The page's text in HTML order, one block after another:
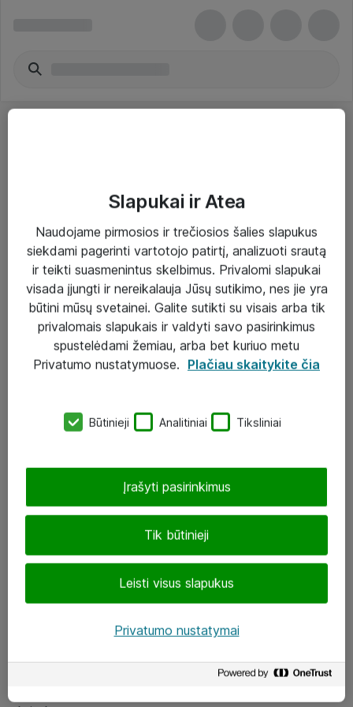
Paslaugos
Sprendimai
Įgyvendinti projektai
Atea ekspertų patarimai verslui
eShop@atea.lt
LinkedIn
Slapukai ir Atea
Naudojame pirmosios ir trečiosios šalies slapukus
siekdami pagerinti vartotojo patirtį, analizuoti srautą
ir teikti suasmenintus skelbimus. Privalomi slapukai
visada įjungti ir nereikalauja Jūsų sutikimo, nes jie yra
būtini mūsų svetainei. Galite sutikti su visais arba tik
privalomais slapukais ir valdyti savo pasirinkimus
spustelėdami žemiau, arba bet kuriuo metu
Privatumo nustatymuose. Plačiau skaitykite čia
Būtinieji Analitiniai Tiksliniai
Tik būtinieji
Leisti visus slapukus
Įrašyti pasirinkimus
Privatumo nustatymai